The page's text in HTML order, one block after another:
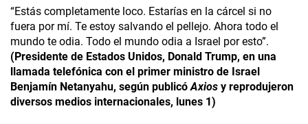
“Estás completamente loco. Estarías en la cárcel si no
fuera por mí. Te estoy salvando el pellejo. Ahora todo el
mundo te odia. Todo el mundo odia a Israel por esto”.
(Presidente de Estados Unidos, Donald Trump, en una
llamada telefónica con el primer ministro de Israel
Benjamín Netanyahu, según publicóAxios y reprodujeron
diversos medios internacionales, lunes 1)